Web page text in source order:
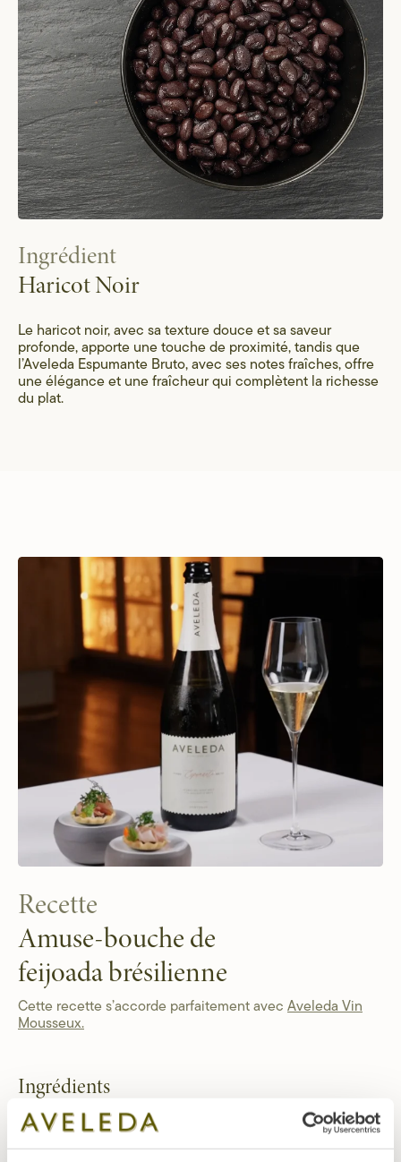
Ingrédient
Haricot Noir
Le haricot noir, avec sa texture douce et sa saveur
profonde, apporte une touche de proximité, tandis que
l’Aveleda Espumante Bruto, avec ses notes fraîches, offre
une élégance et une fraîcheur qui complètent la richesse
du plat.
Recette
Amuse-bouche de
feijoada brésilienne
Cette recette s’accorde parfaitement avec Aveleda Vin
Mousseux.
Ingrédients
Tartelettes salées
• 300 g de farine de blé